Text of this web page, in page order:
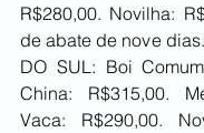
R$280,00. Novilha:
de abate de nove
DO SUL: Boi
China: R$315,00.
Vaca: R$290,00.